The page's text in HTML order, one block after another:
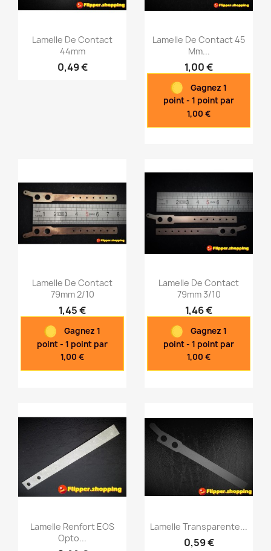
Lamelle De Contact
44mm
0,49 €
Aperçu rapide
Lamelle De Contact 45
Mm...
1,00 €
Gagnez 1
point - 1 point par
1,00 €
Aperçu rapide
Lamelle De Contact
79mm 2/10
1,45 €
Gagnez 1
point - 1 point par
1,00 €
Aperçu rapide
Lamelle De Contact
79mm 3/10
1,46 €
Gagnez 1
point - 1 point par
1,00 €
Lamelle Renfort EOS
Opto...
Lamelle Transparente...
0,59 €